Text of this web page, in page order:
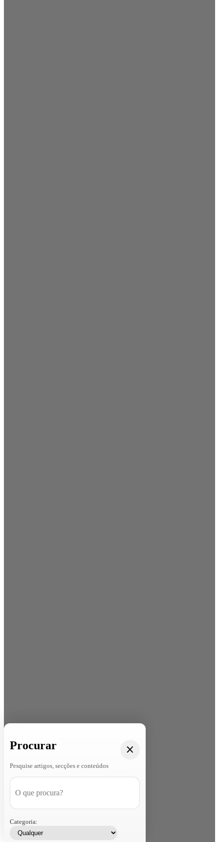
Procurar
Pesquise artigos, secções e conteúdos
Categoria: